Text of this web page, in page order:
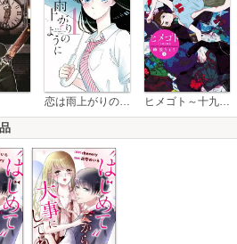
恋は雨上がりのように ヒメゴト～十九歳の制服～